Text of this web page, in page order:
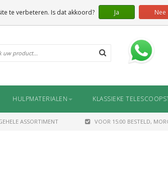
HULPMATERIALEN KLASSIEKE
ASSORTIMENT VOOR 15:00 BESTELD,
te verbeteren. Is dat akkoord? Ja Nee